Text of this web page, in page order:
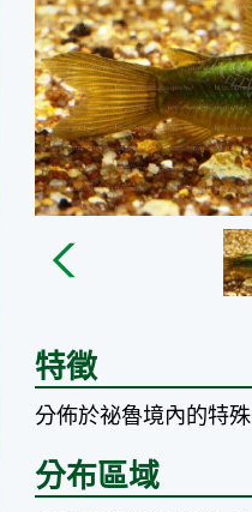
特徵
分佈於祕魯境內的特
分布區域